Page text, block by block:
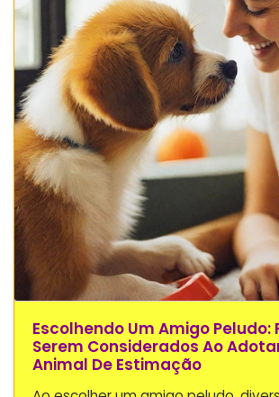
Escolhendo Um Amigo Peludo:
Serem Considerados Ao
Animal De Estimação